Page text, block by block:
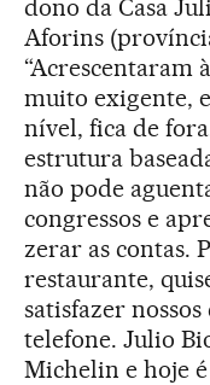
dono da Casa
Aforins
“Acrescentaram
muito exigente,
nível, fica de
estrutura
não pode
congressos e
zerar as contas.
restaurante,
satisfazer
telefone. Julio
Michelin e hoje